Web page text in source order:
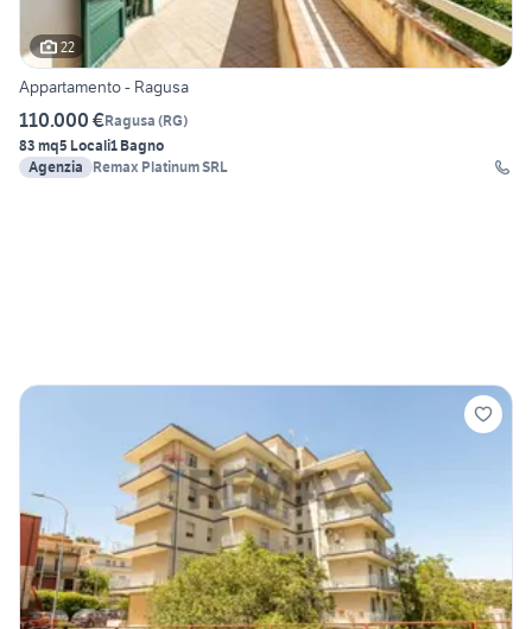
22
Appartamento - Ragusa
110.000 €Ragusa (RG)
83 mq5 Locali1 Bagno
Agenzia
Remax Platinum SRL